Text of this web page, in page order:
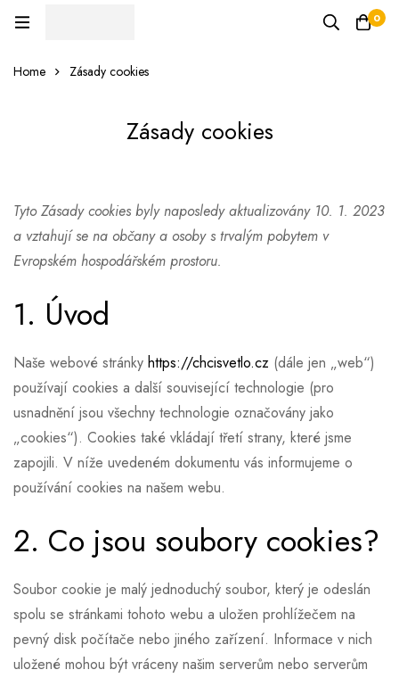
0
Home Zásady cookies
Zásady cookies
Tyto Zásady cookies byly naposledy aktualizovány 10. 1. 2023
a vztahují se na občany a osoby s trvalým pobytem v
Evropském hospodářském prostoru.
1. Úvod
Naše webové stránky https://chcisvetlo.cz (dále jen „web“)
používají cookies a další související technologie (pro
usnadnění jsou všechny technologie označovány jako
„cookies“). Cookies také vkládají třetí strany, které jsme
zapojili. V níže uvedeném dokumentu vás informujeme o
používání cookies na našem webu.
2. Co jsou soubory cookies?
Soubor cookie je malý jednoduchý soubor, který je odeslán
spolu se stránkami tohoto webu a uložen prohlížečem na
pevný disk počítače nebo jiného zařízení. Informace v nich
uložené mohou být vráceny našim serverům nebo serverům